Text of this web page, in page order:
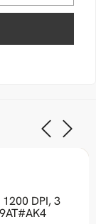
DPI, 3